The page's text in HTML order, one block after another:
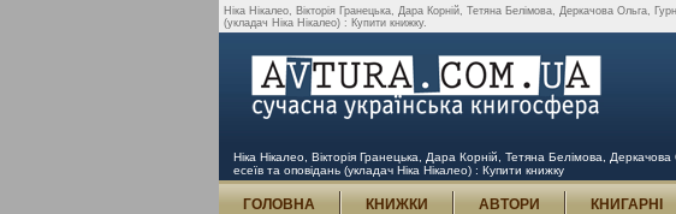
Ніка Нікалео, Вікторія Гранецька, Дара Корній, Тетяна Белімова, Деркачова Ольга,
(укладач Ніка Нікалео) : Купити книжку.
Ніка Нікалео, Вікторія Гранецька, Дара Корній, Тетяна Белімова,
есеїв та оповідань (укладач Ніка Нікалео) : Купити книжку
ГОЛОВНА КНИЖКИ АВТОРИ КНИГАРНІ